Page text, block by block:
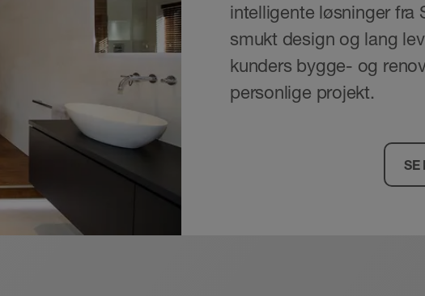
intelligente løsninger fra
smukt design og lang
kunders bygge- og
personlige projekt.
SE